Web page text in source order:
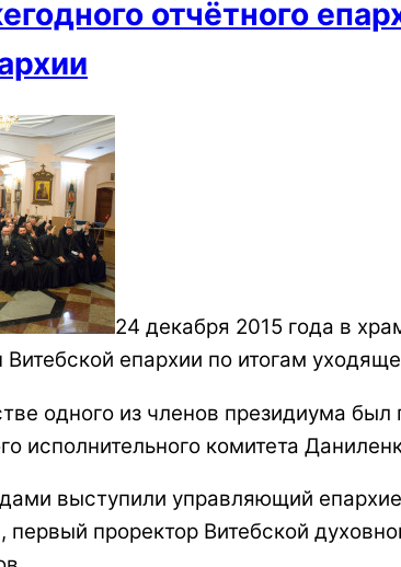
отчётного
24 декабря 2015 года в
епархии по итогам
одного из членов президиума
исполнительного комитета
выступили управляющий
проректор Витебской